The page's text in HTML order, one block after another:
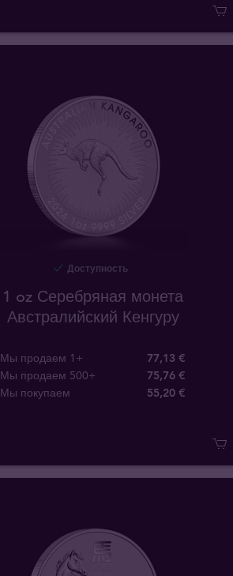
Доступность
1 oz Серебряная монета
Австралийский Кенгуру
Мы продаем 1+
77,13 €
Мы продаем 500+
75,76 €
Мы покупаем
55,20 €